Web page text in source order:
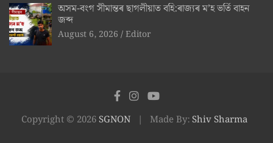
অসম-বংগ সীমান্তৰ ছাগলীয়াত বহি:ৰাজ্যৰ ম’হ ভৰ্তি বাহন
জব্দ
August 6, 2026 Editor
Copyright © 2026SGNON Made By:Shiv Sharma